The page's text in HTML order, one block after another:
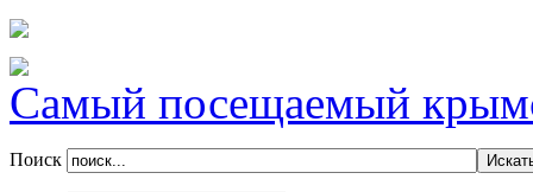
Самый посещаемый
Поиск